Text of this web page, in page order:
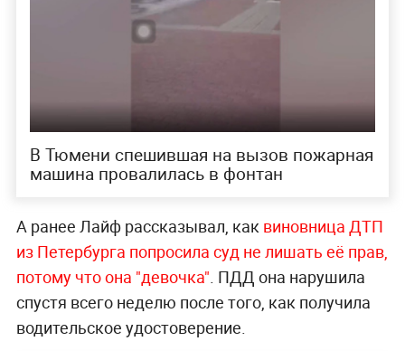
В Тюмени спешившая на вызов пожарная
машина провалилась в фонтан
А ранее Лайф рассказывал, как виновница ДТП
из Петербурга попросила суд не лишать её прав,
потому что она "девочка". ПДД она нарушила
спустя всего неделю после того, как получила
водительское удостоверение.